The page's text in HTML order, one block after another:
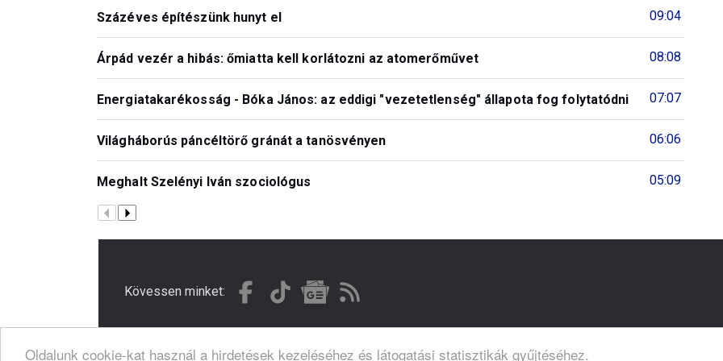
Oldalunk cookie-kat használ a hirdetések kezeléséhez és látogatási statisztikák gyűjtéséhez.
09:04
Százéves építészünk hunyt el
08:08
Árpád vezér a hibás: őmiatta kell korlátozni az atomerőművet
07:07
Energiatakarékosság - Bóka János: az eddigi "vezetetlenség" állapota fog folytatódni
06:06
Világháborús páncéltörő gránát a tanösvényen
05:09
Meghalt Szelényi Iván szociológus
Kövessen minket:
© Gondola 2026 - Minden jog fenntartva